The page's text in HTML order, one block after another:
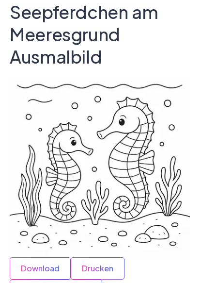
Seepferdchen am
Meeresgrund
Ausmalbild
Download Drucken